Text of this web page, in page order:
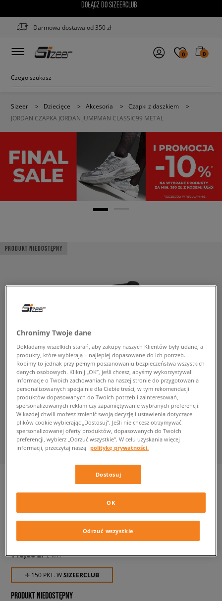
DOŁĄCZ DO SIZEERCLUB
Darmowa dostawa od 350 zł
0 0
Sizeer > Dziecięce > Akcesoria > Czapki z daszkiem
>
JORDAN CZAPKA JORDAN JUMPMAN CLASSIC99 METAL
PRODUKT NIEDOSTĘPNY
JUMPMAN CLASSIC99 METAL
unisex, czapki z daszkiem
149,99 zł z VAT
✛ 150 PKT. WSIZEERCLUB
PRODUKT NIEDOSTĘPNY
Chronimy Twoje dane
Dokładamy wszelkich starań, aby zakupy naszych Klientów były udane, a
produkty, które wybierają – najlepiej dopasowane do ich potrzeb.
Robimy to jednak przy pełnym poszanowaniu bezpieczeństwa wszystkich
danych osobowych. Kliknij „OK”, jeśli chcesz, abyśmy wykorzystywali
informacje o Twoich zachowaniach na naszej stronie do przygotowania
personalizowanych specjalnie dla Ciebie treści, w tym rekomendacji
produktów dopasowanych do Twoich potrzeb i zainteresowań,
spersonalizowanych reklam czy zapamiętywanie wybranych preferencji.
W każdej chwili możesz zmienić swoją decyzję i ustawienia dotyczące
plików cookie wybierając „Dostosuj”. Jeśli nie chcesz otrzymywać
spersonalizowanej oferty produktów, dopasowanych do Twoich
preferencji, wybierz „Odrzuć wszystkie”. W celu uzyskania więcej
informacji, przeczytaj naszą politykę prywatności.
Dostosuj
Odrzuć wszystkie
OK